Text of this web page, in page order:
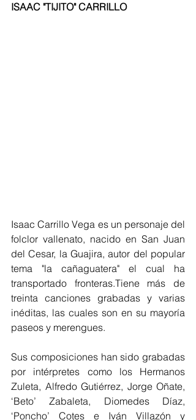
ISAAC "TIJITO" CARRILLO
Isaac Carrillo Vega es un personaje del
folclor vallenato, nacido en San Juan
del Cesar, la Guajira, autor del popular
tema "la cañaguatera" el cual ha
transportado fronteras.Tiene más de
treinta canciones grabadas y varias
inéditas, las cuales son en su mayoría
paseos y merengues.
Sus composiciones han sido grabadas
por intérpretes como los Hermanos
Zuleta, Alfredo Gutiérrez, Jorge Oñate,
‘Beto’ Zabaleta, Diomedes Díaz,
‘Poncho’ Cotes e Iván Villazón y